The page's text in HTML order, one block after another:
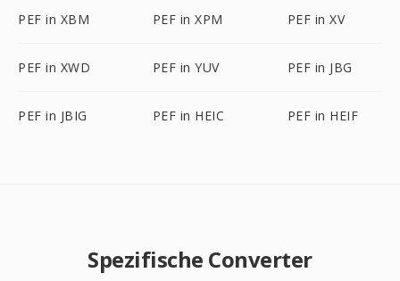
PEF in XBM PEF in XPM PEF in XV
PEF in XWD PEF in YUV PEF in JBG
PEF in JBIG PEF in HEIC PEF in HEIF
Spezifische Converter